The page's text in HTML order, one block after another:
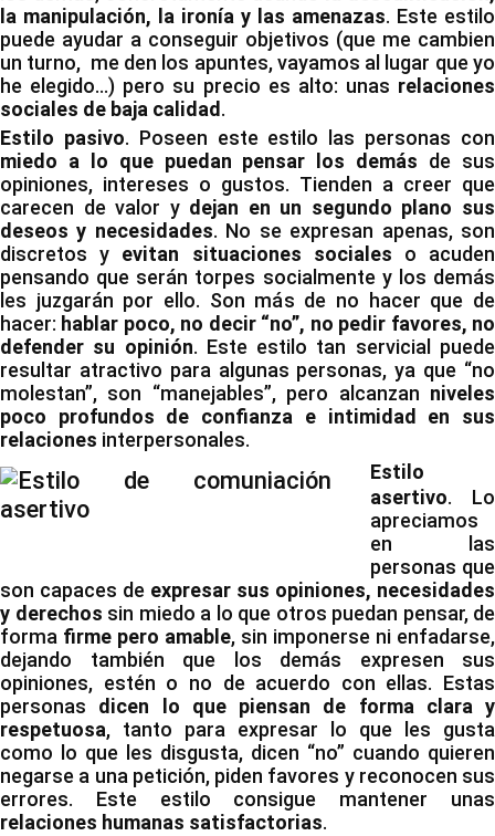
la manipulación, la ironía y las amenazas. Este estilo
puede ayudar a conseguir objetivos (que me cambien
un turno, me den los apuntes, vayamos al lugar que yo
he elegido…) pero su precio es alto: unas relaciones
sociales de baja calidad.
Estilo pasivo. Poseen este estilo las personas con
miedo a lo que puedan pensar los demás de sus
opiniones, intereses o gustos. Tienden a creer que
carecen de valor y dejan en un segundo plano sus
deseos y necesidades. No se expresan apenas, son
discretos y evitan situaciones sociales o acuden
pensando que serán torpes socialmente y los demás
les juzgarán por ello. Son más de no hacer que de
hacer: hablar poco, no decir “no”, no pedir favores, no
defender su opinión. Este estilo tan servicial puede
resultar atractivo para algunas personas, ya que “no
molestan”, son “manejables”, pero alcanzan niveles
poco profundos de confianza e intimidad en sus
relaciones interpersonales.
Estilo
asertivo. Lo
apreciamos
en las
personas que
son capaces de expresar sus opiniones, necesidades
y derechos sin miedo a lo que otros puedan pensar, de
forma firme pero amable, sin imponerse ni enfadarse,
dejando también que los demás expresen sus
opiniones, estén o no de acuerdo con ellas. Estas
personas dicen lo que piensan de forma clara y
respetuosa, tanto para expresar lo que les gusta
como lo que les disgusta, dicen “no” cuando quieren
negarse a una petición, piden favores y reconocen sus
errores. Este estilo consigue mantener unas
relaciones humanas satisfactorias.